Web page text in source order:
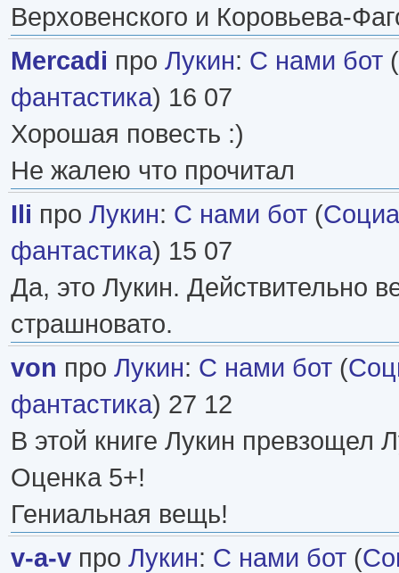
Верховенского и Коровьева-
Mercadi про Лукин: С нами бот (
фантастика) 16 07
Хорошая повесть :)
Не жалею что прочитал
Ili про Лукин: С нами бот (
фантастика) 15 07
Да, это Лукин. Действительно
страшновато.
von про Лукин: С нами бот (
фантастика) 27 12
В этой книге Лукин превзощел
Оценка 5+!
Гениальная вещь!
v-a-v про Лукин: С нами бот (